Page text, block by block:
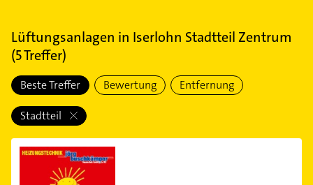
Lüftungsanlagen in Iserlohn Stadtteil Zentrum
(5Treffer)
Beste Treffer Bewertung Entfernung
Stadtteil